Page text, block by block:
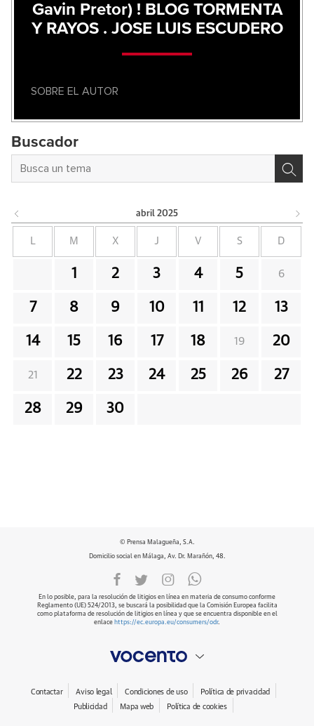
Gavin Pretor) ! BLOG TORMENTA
Y RAYOS . JOSE LUIS ESCUDERO
SOBRE EL AUTOR
Buscador
abril 2025
M X J V S D
1 2 3 4 5 6
7 8 9 10 11 12 13
14 15 16 17 18 19 20
21 22 23 24 25 26 27
28 29 30
© Prensa Malagueña, S.A.
Domicilio social en Málaga, Av. Dr. Marañón, 48.
En lo posible, para la resolución de litigios en línea en materia de consumo conforme
Reglamento (UE) 524/2013, se buscará la posibilidad que la Comisión Europea facilita
como plataforma de resolución de litigios en línea y que se encuentra disponible en el
enlace https://ec.europa.eu/consumers/odr.
Contactar Aviso legal Condiciones de uso
Política de privacidad
Publicidad
Mapa web Política de cookies